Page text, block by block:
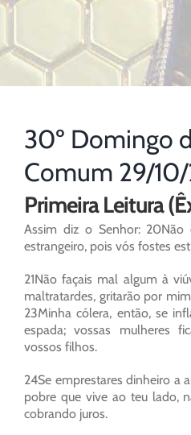
30º Domingo
Comum 29/
Primeira Leitura
Assim diz o Senhor:
estrangeiro, pois vós fostes
21Não façais mal algum à
maltratardes, gritarão por
23Minha cólera, então, se
espada; vossas mulheres
vossos filhos.
24Se emprestares dinheiro a
pobre que vive ao teu lado,
cobrando juros.